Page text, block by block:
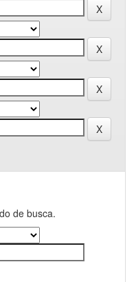
de busca.